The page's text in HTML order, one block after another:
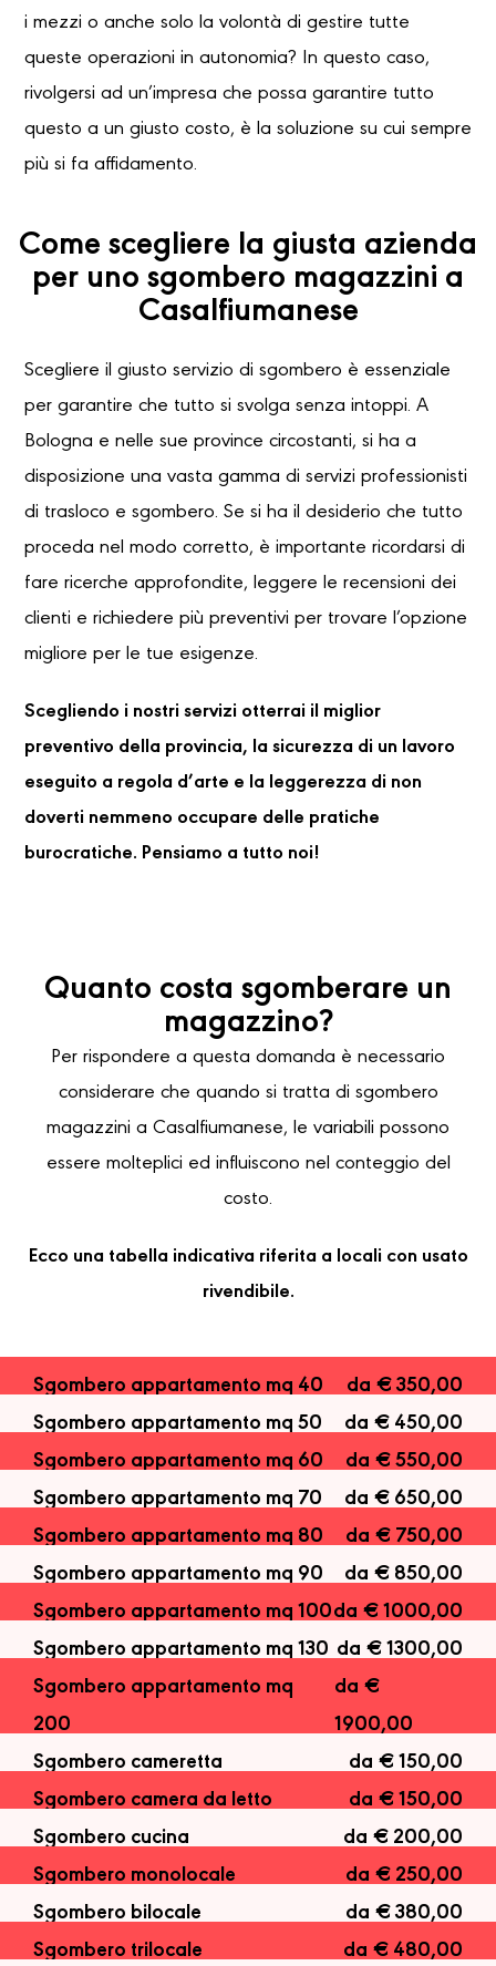
i mezzi o anche solo la volontà di gestire tutte
queste operazioni in autonomia? In questo caso,
rivolgersi ad un’impresa che possa garantire tutto
questo a un giusto costo, è la soluzione su cui sempre
più si fa affidamento.
Come scegliere la giusta azienda
per uno sgombero magazzini a
Casalfiumanese
Scegliere il giusto servizio di sgombero è essenziale
per garantire che tutto si svolga senza intoppi. A
Bologna e nelle sue province circostanti, si ha a
disposizione una vasta gamma di servizi professionisti
di trasloco e sgombero. Se si ha il desiderio che tutto
proceda nel modo corretto, è importante ricordarsi di
fare ricerche approfondite, leggere le recensioni dei
clienti e richiedere più preventivi per trovare l’opzione
migliore per le tue esigenze.
Scegliendo i nostri servizi otterrai il miglior
preventivo della provincia, la sicurezza di un lavoro
eseguito a regola d’arte e la leggerezza di non
doverti nemmeno occupare delle pratiche
burocratiche. Pensiamo a tutto noi!
Quanto costa sgomberare un
magazzino?
Per rispondere a questa domanda è necessario
considerare che quando si tratta di sgombero
magazzini a Casalfiumanese, le variabili possono
essere molteplici ed influiscono nel conteggio del
costo.
Ecco una tabella indicativa riferita a locali con usato
rivendibile.
Sgombero appartamento mq 40
da € 350,00
Sgombero appartamento mq 50
da € 450,00
Sgombero appartamento mq 60
da € 550,00
Sgombero appartamento mq 70
da € 650,00
Sgombero appartamento mq 80
da € 750,00
Sgombero appartamento mq 90
da € 850,00
Sgombero appartamento mq 100da € 1000,00
Sgombero appartamento mq 130 da € 1300,00
Sgombero appartamento mq
200
da €
1900,00
Sgombero cameretta
da € 150,00
Sgombero camera da letto
da € 150,00
Sgombero cucina
da € 200,00
Sgombero monolocale
da € 250,00
Sgombero bilocale
da € 380,00
Sgombero trilocale
da € 480,00